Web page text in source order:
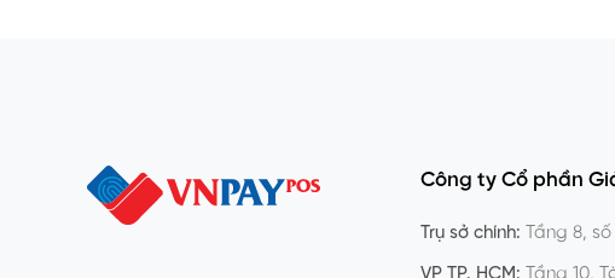
Công ty Cổ phần
Trụ sở chính: Tầng 8,